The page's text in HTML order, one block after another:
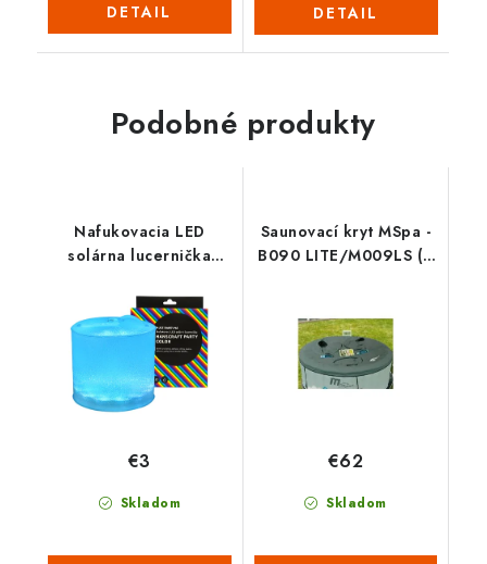
DETAIL DETAIL
Podobné produkty
Nafukovacia LED
solárna lucernička
Skladom
€3
Saunovací kryt MSpa -
B090 LITE/M009LS (2
Skladom
€62